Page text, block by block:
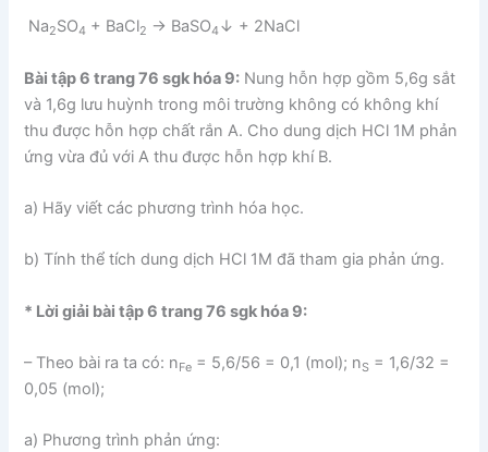
Na2SO4 + BaCl2 → BaSO4↓ + 2NaCl
Bài tập 6 trang 76 sgk hóa 9: Nung hỗn hợp gồm 5,6g sắt
và 1,6g lưu huỳnh trong môi trường không có không khí
thu được hỗn hợp chất rắn A. Cho dung dịch HCl 1M phản
ứng vừa đủ với A thu được hỗn hợp khí B.
a) Hãy viết các phương trình hóa học.
b) Tính thể tích dung dịch HCl 1M đã tham gia phản ứng.
* Lời giải bài tập 6 trang 76 sgk hóa 9:
– Theo bài ra ta có: nFe = 5,6/56 = 0,1 (mol); nS = 1,6/32 =
0,05 (mol);
a) Phương trình phản ứng: